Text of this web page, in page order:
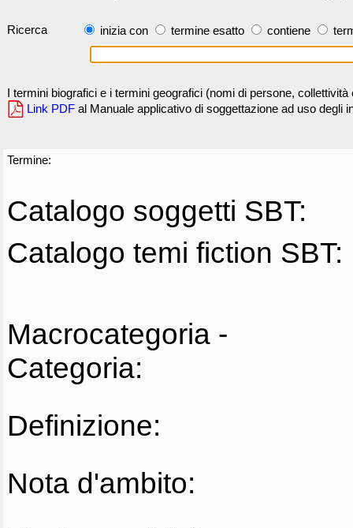
Ricerca inizia con termine esatto contiene
I termini biografici e i termini geografici (nomi di persone,
Link PDF al Manuale applicativo di soggettazione ad uso degli
Termine:
Catalogo soggetti SBT:
Catalogo temi fiction SBT:
Macrocategoria -
Categoria:
Definizione:
Nota d'ambito: